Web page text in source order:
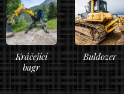
Kráčející
bagr
Buldozer